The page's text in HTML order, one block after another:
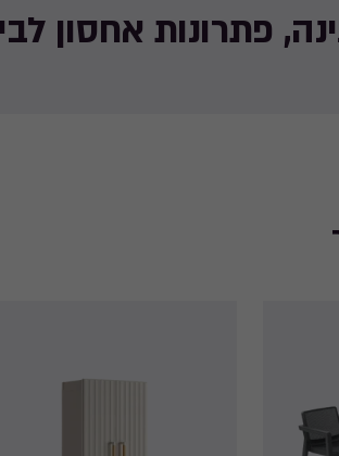
פתרונות אחסון